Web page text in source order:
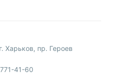
Харьков, пр. Героев
41-60